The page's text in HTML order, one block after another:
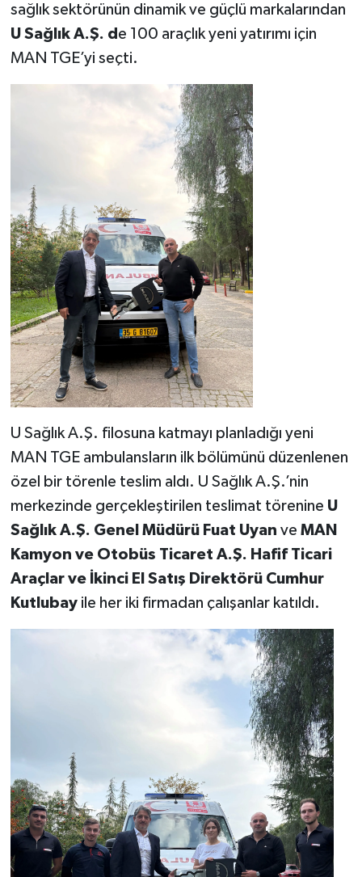
sağlık sektörünün dinamik ve güçlü markalarından
U Sağlık A.Ş. d e 100 araçlık yeni yatırımı için
MAN TGE’yi seçti.
U Sağlık A.Ş. filosuna katmayı planladığı yeni
MAN TGE ambulansların ilk bölümünü düzenlenen
özel bir törenle teslim aldı. U Sağlık A.Ş.’nin
merkezinde gerçekleştirilen teslimat törenine U
Sağlık A.Ş. Genel Müdürü Fuat Uyan ve MAN
Kamyon ve Otobüs Ticaret A.Ş. Hafif Ticari
Araçlar ve İkinci El Satış Direktörü Cumhur
Kutlubay ile her iki firmadan çalışanlar katıldı.